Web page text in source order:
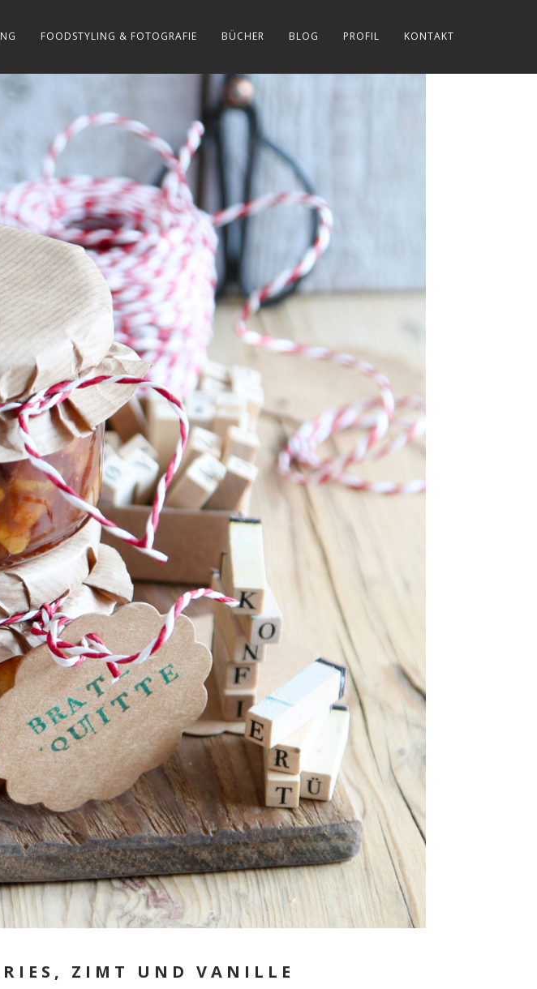
FOODSTYLING & FOTOGRAFIE BÜCHER BLOG PROFIL KONTAKT
ZIMT UND VANILLE